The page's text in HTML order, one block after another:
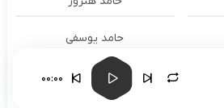
حامد یوسفی
حامیم 00:00